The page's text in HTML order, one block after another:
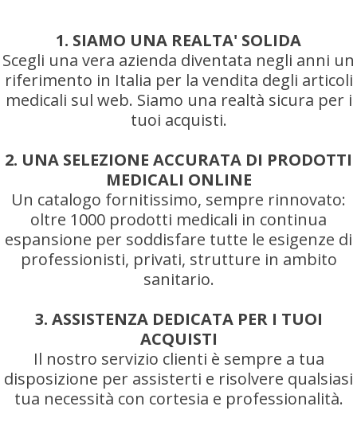
1. SIAMO UNA REALTA' SOLIDA
Scegli una vera azienda diventata negli anni un
riferimento in Italia per la vendita degli articoli
medicali sul web. Siamo una realtà sicura per i
tuoi acquisti.
2. UNA SELEZIONE ACCURATA DI PRODOTTI
MEDICALI ONLINE
Un catalogo fornitissimo, sempre rinnovato:
oltre 1000 prodotti medicali in continua
espansione per soddisfare tutte le esigenze di
professionisti, privati, strutture in ambito
sanitario.
3. ASSISTENZA DEDICATA PER I TUOI
ACQUISTI
Il nostro servizio clienti è sempre a tua
disposizione per assisterti e risolvere qualsiasi
tua necessità con cortesia e professionalità.